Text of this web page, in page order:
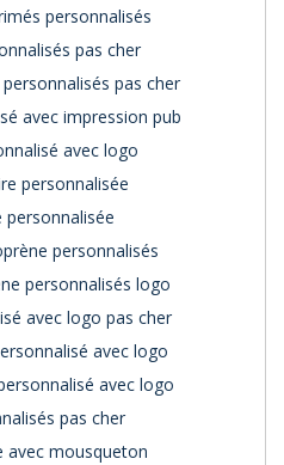
personnalisés
pas cher
pas cher
avec impression pub
avec logo
personnalisée
personnalisés
personnalisés logo
avec logo pas cher
avec logo
avec logo
pas cher
avec mousqueton